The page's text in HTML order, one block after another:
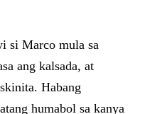
si Marco mula sa
ang kalsada, at
Habang
humabol sa kanya